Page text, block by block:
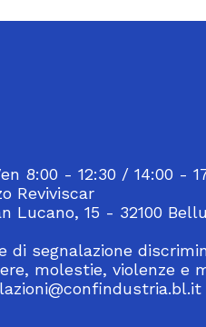
8:00 - 12:30 / 14:00 -
Reviviscar
Lucano, 15 - 32100
di segnalazione
molestie, violenze e